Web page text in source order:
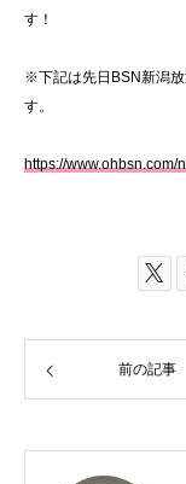
す！
※下記は先日BSN新潟
す。
https://
前の記事